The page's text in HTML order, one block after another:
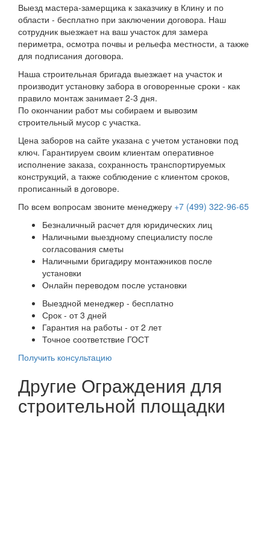
Выезд мастера-замерщика к заказчику в Клину и по
области - бесплатно при заключении договора. Наш
сотрудник выезжает на ваш участок для замера
периметра, осмотра почвы и рельефа местности, а также
для подписания договора.
Наша строительная бригада выезжает на участок и
производит установку забора в оговоренные сроки - как
правило монтаж занимает 2-3 дня.
По окончании работ мы собираем и вывозим
строительный мусор с участка.
Цена заборов на сайте указана с учетом установки под
ключ. Гарантируем своим клиентам оперативное
исполнение заказа, сохранность транспортируемых
конструкций, а также соблюдение с клиентом сроков,
прописанный в договоре.
По всем вопросам звоните менеджеру +7 (499) 322-96-65
Безналичный расчет для юридических лиц
Наличными выездному специалисту после
согласования сметы
Наличными бригадиру монтажников после
установки
Онлайн переводом после установки
Выездной менеджер - бесплатно
Срок - от 3 дней
Гарантия на работы - от 2 лет
Точное соответствие ГОСТ
Получить консультацию
Другие Ограждения для
строительной площадки